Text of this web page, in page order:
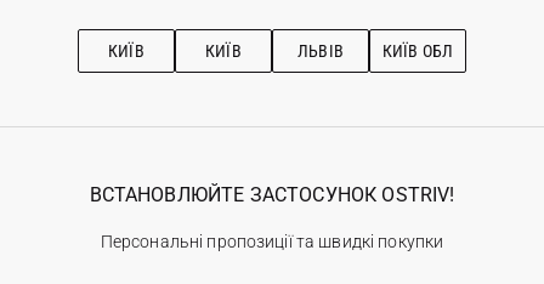
Рекомендації з догляду
КИЇВ КИЇВ ЛЬВІВ КИЇВ ОБЛ
ВСТАНОВЛЮЙТЕ ЗАСТОСУНОК OSTRIV!
Персональні пропозиції та швидкі покупки